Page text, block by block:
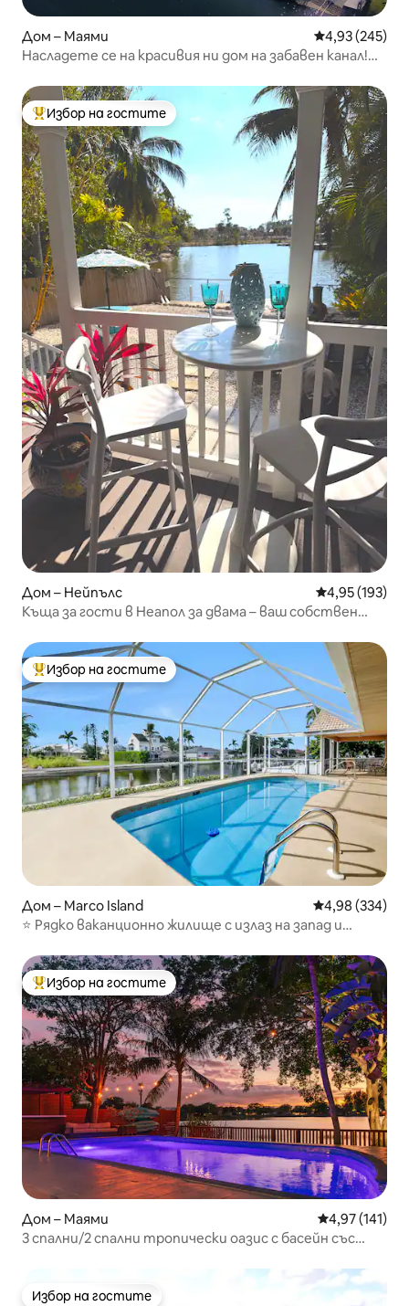
Дом – Маями Средна
4,93 (245)
Насладете се на красивия ни дом на забавен канал!
Най-популярен избор на гостите
Избор на гостите
Дом – Нейпълс Средна
4,95 (193)
Къща за гости в Неапол за двама – ваш собствен
Най-популярен избор на гостите
Избор на гостите
Дом – Marco Island Средна
4,98 (334)
⭐ Рядко ваканционно жилище с излаз на запад и
Най-популярен избор на гостите
Избор на гостите
Дом – Маями Средна
4,97 (141)
3 спални/2 спални тропически оазис с басейн със
Избор на гостите